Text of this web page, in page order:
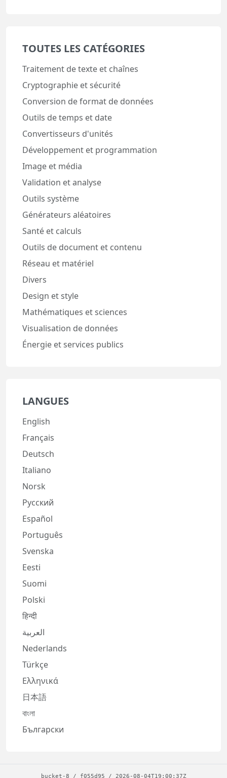
TOUTES LES CATÉGORIES
Traitement de texte et chaînes
Cryptographie et sécurité
Conversion de format de données
Outils de temps et date
Convertisseurs d'unités
Développement et programmation
Image et média
Validation et analyse
Outils système
Générateurs aléatoires
Santé et calculs
Outils de document et contenu
Réseau et matériel
Divers
Design et style
Mathématiques et sciences
Visualisation de données
Énergie et services publics
LANGUES
English
Français
Deutsch
Italiano
Norsk
Русский
Español
Português
Svenska
Eesti
Suomi
Polski
हिन्दी
العربية
Nederlands
Türkçe
Ελληνικά
日本語
বাংলা
Български
bucket-8 / f055d95 / 2026-08-04T19:00:37Z